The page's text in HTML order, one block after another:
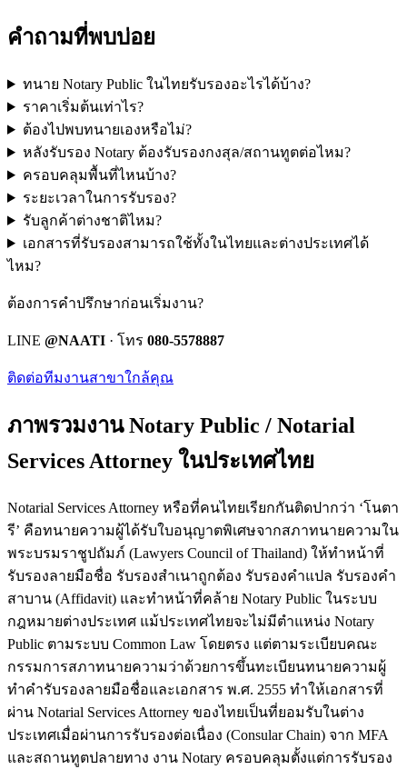
คำถามที่พบบ่อย
ทนาย Notary Public ในไทยรับรองอะไรได้บ้าง?
ราคาเริ่มต้นเท่าไร?
ต้องไปพบทนายเองหรือไม่?
หลังรับรอง Notary ต้องรับรองกงสุล/สถานทูตต่อไหม?
ครอบคลุมพื้นที่ไหนบ้าง?
ระยะเวลาในการรับรอง?
รับลูกค้าต่างชาติไหม?
เอกสารที่รับรองสามารถใช้ทั้งในไทยและต่างประเทศได้
ไหม?
ต้องการคำปรึกษาก่อนเริ่มงาน?
LINE @NAATI · โทร 080-5578887
ติดต่อทีมงานสาขาใกล้คุณ
ภาพรวมงาน Notary Public / Notarial
Services Attorney ในประเทศไทย
Notarial Services Attorney หรือที่คนไทยเรียกกันติดปากว่า ‘โนตา
รี’ คือทนายความผู้ได้รับใบอนุญาตพิเศษจากสภาทนายความใน
พระบรมราชูปถัมภ์ (Lawyers Council of Thailand) ให้ทำหน้าที่
รับรองลายมือชื่อ รับรองสำเนาถูกต้อง รับรองคำแปล รับรองคำ
สาบาน (Affidavit) และทำหน้าที่คล้าย Notary Public ในระบบ
กฎหมายต่างประเทศ แม้ประเทศไทยจะไม่มีตำแหน่ง Notary
Public ตามระบบ Common Law โดยตรง แต่ตามระเบียบคณะ
กรรมการสภาทนายความว่าด้วยการขึ้นทะเบียนทนายความผู้
ทำคำรับรองลายมือชื่อและเอกสาร พ.ศ. 2555 ทำให้เอกสารที่
ผ่าน Notarial Services Attorney ของไทยเป็นที่ยอมรับในต่าง
ประเทศเมื่อผ่านการรับรองต่อเนื่อง (Consular Chain) จาก MFA
และสถานทูตปลายทาง งาน Notary ครอบคลุมตั้งแต่การรับรอง